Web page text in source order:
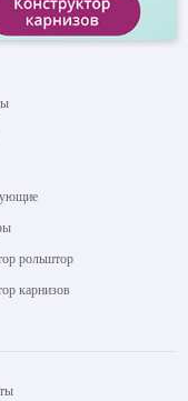
рольштор
карнизов